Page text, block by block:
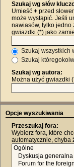
Szukaj wg słów
Umieść + przed
może wystąpić. Jeśli
nawiasów, tylko jedno
gwiazdki (*) jako
Szukaj wszystkich
Szukaj
Szukaj wg autora:
Można użyć gwiazdki
Opcje wyszukiwania
Przeszukaj fora:
Wybierz fora, które
automatycznie, chyba